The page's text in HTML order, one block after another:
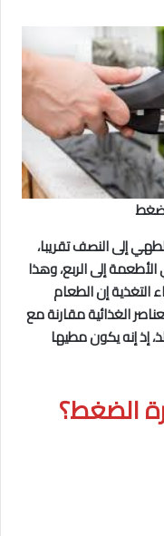
إلى النصف تقريبا،
إلى الربع، وهذا
التغذية إن الطعام
الغذائية مقارنة مع
إذ إنه يكون مطيها
الضغط؟